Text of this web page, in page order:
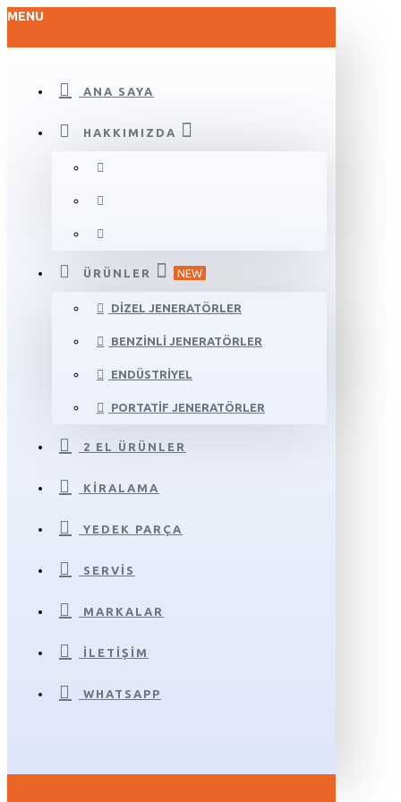
MENU
ANA SAYA
HAKKIMIZDA
ÜRÜNLER NEW
DIZEL JENERATÖRLER
BENZINLI JENERATÖRLER
ENDÜSTRIYEL
PORTATIF JENERATÖRLER
2 EL ÜRÜNLER
KIRALAMA
YEDEK PARÇA
SERVIS
MARKALAR
İLETIŞIM
WHATSAPP